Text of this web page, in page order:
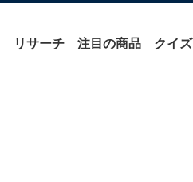
リサーチ 注目の商品 クイズ